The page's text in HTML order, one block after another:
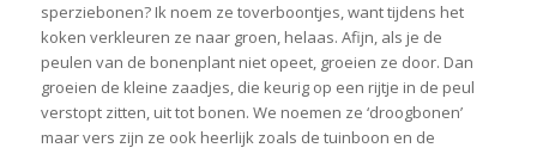
sperziebonen? Ik noem ze toverboontjes, want tijdens het
koken verkleuren ze naar groen, helaas. Afijn, als je de
peulen van de bonenplant niet opeet, groeien ze door. Dan
groeien de kleine zaadjes, die keurig op een rijtje in de peul
verstopt zitten, uit tot bonen. We noemen ze ‘droogbonen’
maar vers zijn ze ook heerlijk zoals de tuinboon en de